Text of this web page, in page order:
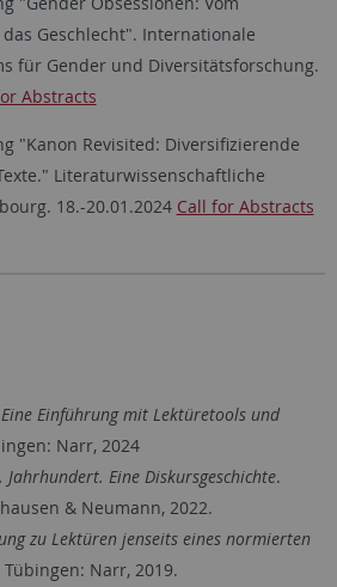
Geschlecht". Internationale
für Gender und Diversitätsforschung.
Abstracts
"Kanon Revisited: Diversifizierende
Literaturwissenschaftliche
18.-20.01.2024 Call for Abstracts
Einführung mit Lektüretools und
Narr, 2024
Eine Diskursgeschichte.
& Neumann, 2022.
zu Lektüren jenseits eines normierten
Tübingen: Narr, 2019.